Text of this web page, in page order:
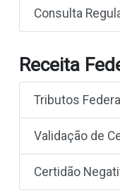
Consulta
Receita
Tributos
Validação de
Certidão